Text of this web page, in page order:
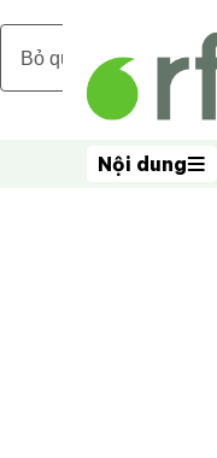
Bỏ qua nội dung chính
Nội dung
Nội dung